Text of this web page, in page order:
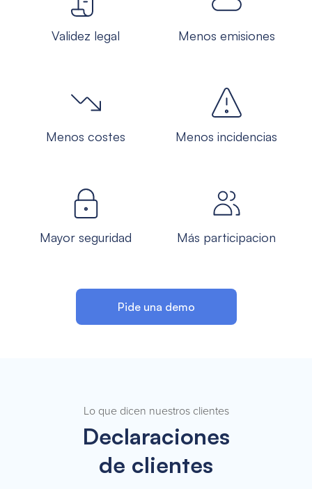
Validez legal Menos emisiones
Menos costes Menos incidencias
Mayor seguridad Más participacion
Pide una demo
Lo que dicen nuestros clientes
Declaraciones
de clientes